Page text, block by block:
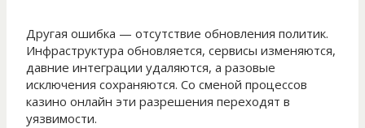
Другая ошибка — отсутствие обновления политик.
Инфраструктура обновляется, сервисы изменяются,
давние интеграции удаляются, а разовые
исключения сохраняются. Со сменой процессов
казино онлайн эти разрешения переходят в
уязвимости.